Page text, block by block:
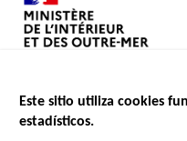
Este sitio utiliza cookies
estadísticos.